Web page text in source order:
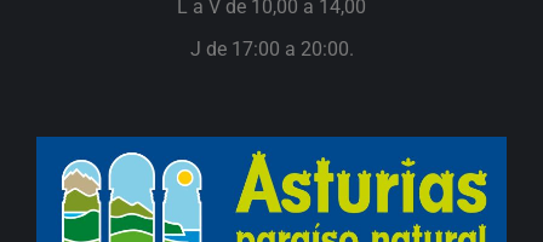
L a V de 10,00 a 14,00
J de 17:00 a 20:00.